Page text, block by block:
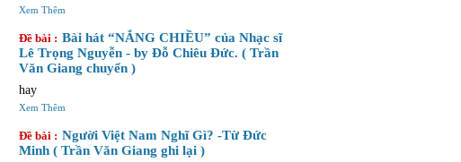
tu cac dang bac nu luu-anh hao cua khoi tu do va ong
chief police va dang Lua thi moi giai xong phuong
trinh tau cong !
Xem Thêm
Đề bài : Bài hát “NẮNG CHIỀU” của Nhạc sĩ
Lê Trọng Nguyễn - by Đỗ Chiêu Đức. ( Trần
Văn Giang chuyển )
hay
Xem Thêm
Đề bài : Người Việt Nam Nghĩ Gì? -Từ Đức
Minh ( Trần Văn Giang ghi lại )